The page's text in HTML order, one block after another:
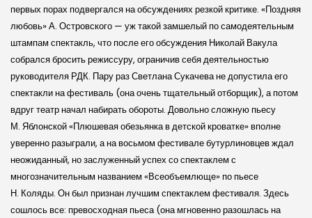
первых порах подвергался на обсуждениях резкой критике. «Поздняя
любовь» А. Остров­ского — уж такой замшелый по самодеятельным
штампам спектакль, что после его обсуждения Николай Вакула
собрался бросить режиссуру, ограничив себя деятельностью
руководителя РДК. Пару раз Светлана Сукачева не допустила его
спектакли на фестиваль (она очень тщательный отборщик), а потом
вдруг театр начал набирать обороты. Довольно сложную пьесу
М. Яблон­ской «Плюшевая обезьянка в дет­ской кроватке» вполне
уверенно разыграли, а на восьмом фестивале бутурлиновцев ждал
неожиданный, но заслуженный успех со спектаклем с
многозначительным названием «Всеобъемлюще» по пьесе
Н. Коляды. Он был признан лучшим спектаклем фестиваля. Здесь
сошлось все: превосходная пьеса (она мгновенно разошлась на